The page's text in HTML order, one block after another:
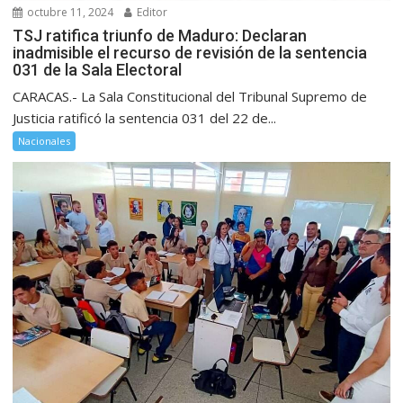
octubre 11, 2024 Editor
TSJ ratifica triunfo de Maduro: Declaran
inadmisible el recurso de revisión de la sentencia
031 de la Sala Electoral
CARACAS.- La Sala Constitucional del Tribunal Supremo de
Justicia ratificó la sentencia 031 del 22 de...
Nacionales